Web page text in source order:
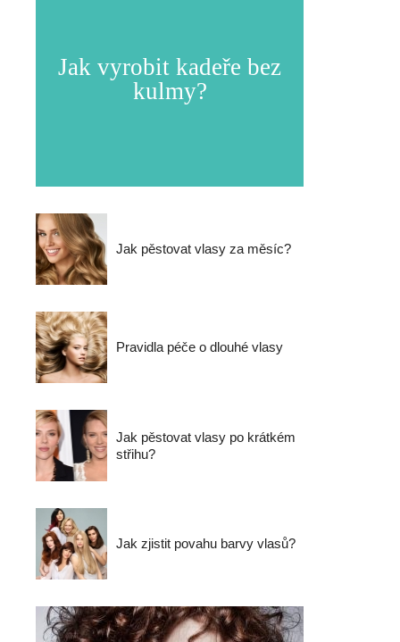
Jak vyrobit kadeře bez
kulmy?
Jak pěstovat vlasy za měsíc?
Pravidla péče o dlouhé vlasy
Jak pěstovat vlasy po krátkém
střihu?
Jak zjistit povahu barvy vlasů?